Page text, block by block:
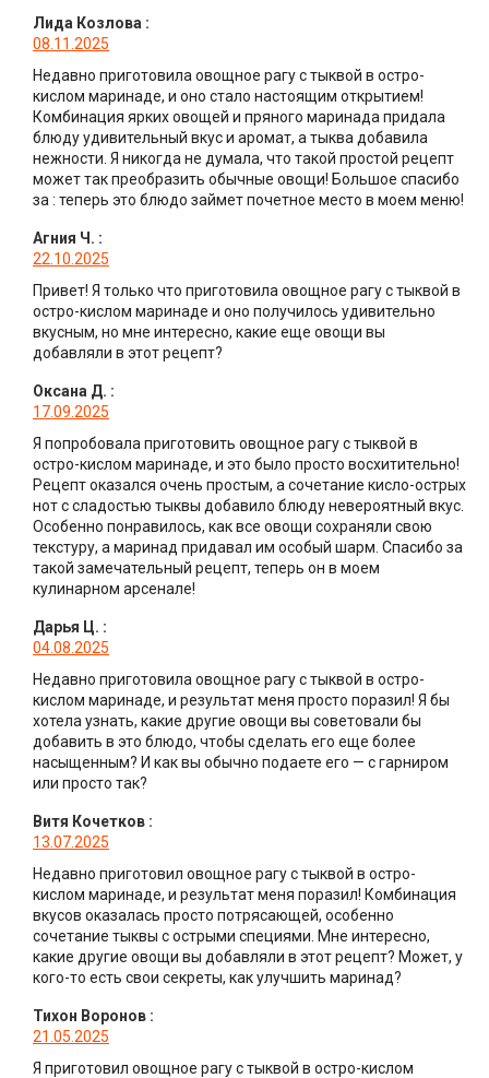
Лида Козлова :
08.11.2025
Недавно приготовила овощное рагу с тыквой в остро-
кислом маринаде, и оно стало настоящим открытием!
Комбинация ярких овощей и пряного маринада придала
блюду удивительный вкус и аромат, а тыква добавила
нежности. Я никогда не думала, что такой простой рецепт
может так преобразить обычные овощи! Большое спасибо
за : теперь это блюдо займет почетное место в моем меню!
Агния Ч. :
22.10.2025
Привет! Я только что приготовила овощное рагу с тыквой в
остро-кислом маринаде и оно получилось удивительно
вкусным, но мне интересно, какие еще овощи вы
добавляли в этот рецепт?
Оксана Д. :
17.09.2025
Я попробовала приготовить овощное рагу с тыквой в
остро-кислом маринаде, и это было просто восхитительно!
Рецепт оказался очень простым, а сочетание кисло-острых
нот с сладостью тыквы добавило блюду невероятный вкус.
Особенно понравилось, как все овощи сохраняли свою
текстуру, а маринад придавал им особый шарм. Спасибо за
такой замечательный рецепт, теперь он в моем
кулинарном арсенале!
Дарья Ц. :
04.08.2025
Недавно приготовила овощное рагу с тыквой в остро-
кислом маринаде, и результат меня просто поразил! Я бы
хотела узнать, какие другие овощи вы советовали бы
добавить в это блюдо, чтобы сделать его еще более
насыщенным? И как вы обычно подаете его — с гарниром
или просто так?
Витя Кочетков :
13.07.2025
Недавно приготовил овощное рагу с тыквой в остро-
кислом маринаде, и результат меня поразил! Комбинация
вкусов оказалась просто потрясающей, особенно
сочетание тыквы с острыми специями. Мне интересно,
какие другие овощи вы добавляли в этот рецепт? Может, у
кого-то есть свои секреты, как улучшить маринад?
Тихон Воронов :
21.05.2025
Я приготовил овощное рагу с тыквой в остро-кислом